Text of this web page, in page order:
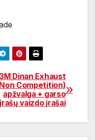
Dinan Exhaust
Competition)
apžvalga + garso
įrašų vaizdo įrašai